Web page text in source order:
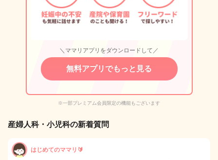
＼ママリアプリをダウンロードして／
無料アプリでもっと見る
※一部プレミアム会員限定の機能もございます
産婦人科・小児科の新着質問
はじめてのママリ🔰